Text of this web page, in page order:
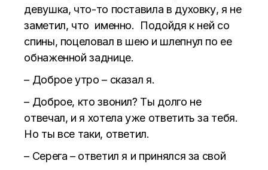
девушка, что-то поставила в духовку, я не
заметил, что именно. Подойдя к ней со
спины, поцеловал в шею и шлепнул по ее
обнаженной заднице.
– Доброе утро – сказал я.
– Доброе, кто звонил? Ты долго не
отвечал, и я хотела уже ответить за тебя.
Но ты все таки, ответил.
– Серега – ответил я и принялся за свой